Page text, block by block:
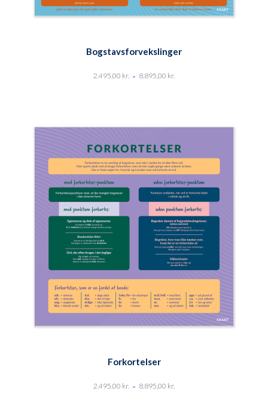
Bogstavsforvekslinger
2.495,00 kr. - 8.895,00 kr.
Forkortelser
2.495,00 kr. - 8.895,00 kr.